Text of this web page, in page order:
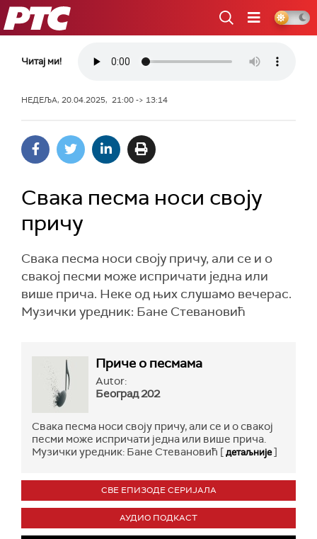
РТС
Читај ми!
НЕДЕЉА, 20.04.2025, 21:00 -> 13:14
Свака песма носи своју
причу
Свака песма носи своју причу, али се и о
свакој песми може испричати једна или
више прича. Неке од њих слушамо вечерас.
Музички уредник: Бане Стевановић
Приче о песмама
Autor:
Београд 202
Свака песма носи своју причу, али се и о свакој
песми може испричати једна или више прича.
Музички уредник: Бане Стевановић [детаљније]
СВЕ ЕПИЗОДЕ СЕРИЈАЛА
АУДИО ПОДКАСТ